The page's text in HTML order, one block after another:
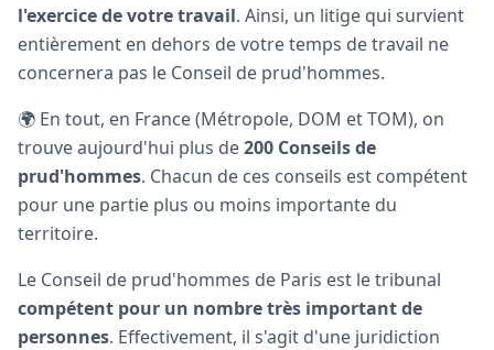
l'exercice de votre travail. Ainsi, un litige qui survient
entièrement en dehors de votre temps de travail ne
concernera pas le Conseil de prud'hommes.
🌍 En tout, en France (Métropole, DOM et TOM), on
trouve aujourd'hui plus de200 Conseils de
prud'hommes. Chacun de ces conseils est compétent
pour une partie plus ou moins importante du
territoire.
Le Conseil de prud'hommes de Paris est le tribunal
compétent pour un nombre très important de
personnes. Effectivement, il s'agit d'une juridiction